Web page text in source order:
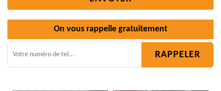
On vous rappelle gratuitement